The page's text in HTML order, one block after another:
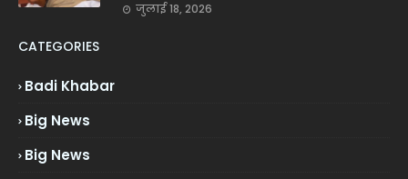
जुलाई 18, 2026
CATEGORIES
Badi Khabar
Big News
Big News